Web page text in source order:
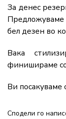
За денес
бел дезен во
Вака
финишираме
Ви посакуваме
Сподели го